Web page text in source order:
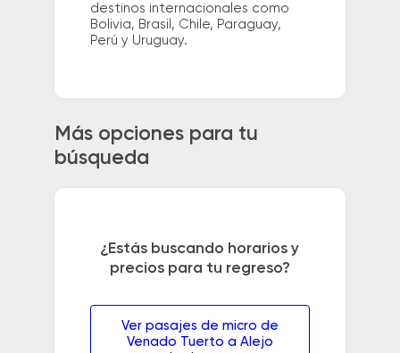
destinos internacionales como
Bolivia, Brasil, Chile, Paraguay,
Perú y Uruguay.
Más opciones para tu
búsqueda
¿Estás buscando horarios y
precios para tu regreso?
Ver pasajes de micro de
Venado Tuerto a Alejo